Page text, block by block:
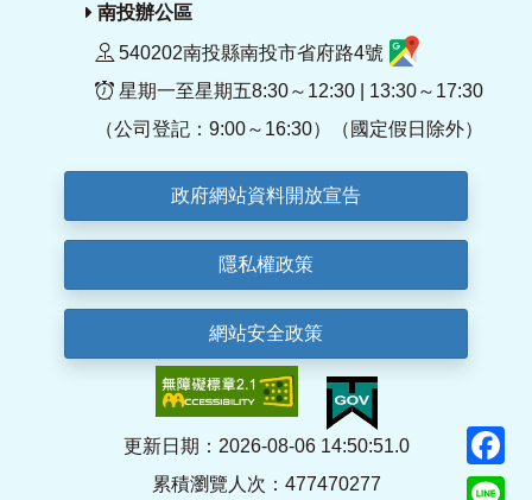
南投辦公區
540202南投縣南投市省府路4號
星期一至星期五8:30～12:30 | 13:30～17:30
（公司登記：9:00～16:30）（國定假日除外）
政府網站資料開放宣告
隱私權政策
網站安全政策
更新日期：2026-08-06 14:50:51.0
累積瀏覽人次：477470277